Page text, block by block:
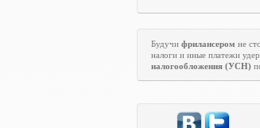
Будучи фрилансером не
налоги и иные платежи
налогообложения (УСН)